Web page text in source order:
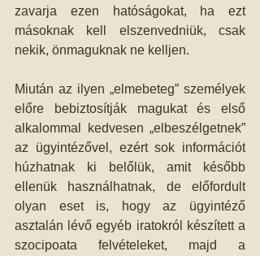
zavarja ezen hatóságokat, ha ezt
másoknak kell elszenvedniük, csak
nekik, önmaguknak ne kelljen.
Miután az ilyen „elmebeteg” személyek
előre bebiztosítják magukat és első
alkalommal kedvesen „elbeszélgetnek”
az ügyintézővel, ezért sok információt
húzhatnak ki belőlük, amit később
ellenük használhatnak, de előfordult
olyan eset is, hogy az ügyintéző
asztalán lévő egyéb iratokról készített a
szocipoata felvételeket, majd a